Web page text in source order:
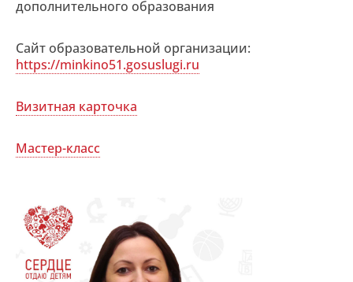
дополнительного образования
Сайт образовательной организации:
https://minkino51.gosuslugi.ru
Визитная карточка
Мастер-класс